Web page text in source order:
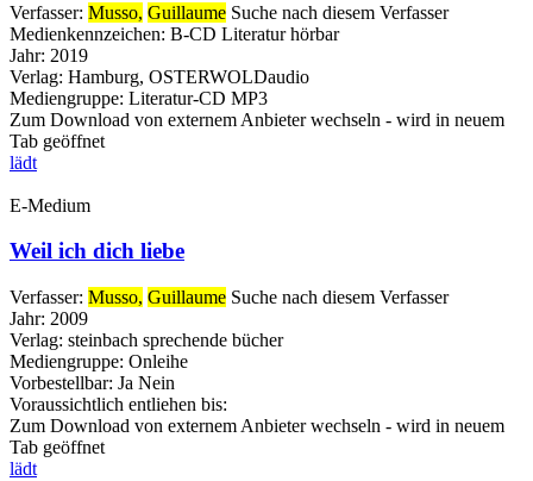
Verfasser: Musso, Guillaume Suche nach diesem Verfasser
Medienkennzeichen: B-CD Literatur hörbar
Jahr: 2019
Verlag: Hamburg, OSTERWOLDaudio
Mediengruppe: Literatur-CD MP3
Zum Download von externem Anbieter wechseln - wird in neuem
Tab geöffnet
lädt
E-Medium
Weil ich dich liebe
Verfasser: Musso, Guillaume Suche nach diesem Verfasser
Jahr: 2009
Verlag: steinbach sprechende bücher
Mediengruppe: Onleihe
Vorbestellbar: Ja Nein
Voraussichtlich entliehen bis:
Zum Download von externem Anbieter wechseln - wird in neuem
Tab geöffnet
lädt